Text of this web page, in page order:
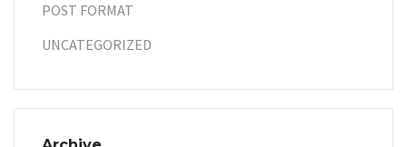
POST FORMAT
UNCATEGORIZED